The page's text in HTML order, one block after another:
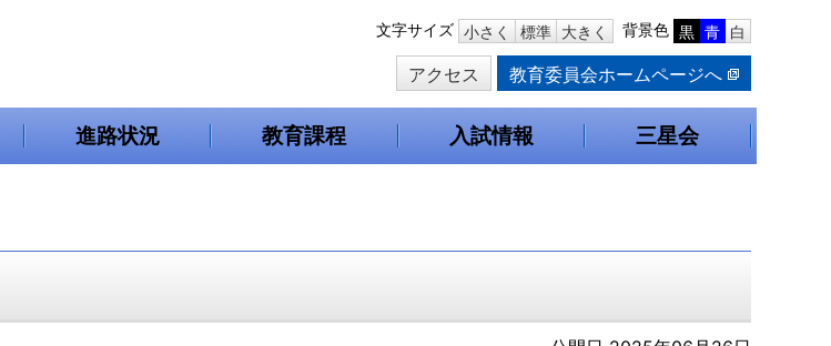
本
文字サイズ 小さく 標準 大きく 背景色 黒 青 白
アクセス 教育委員会ホームページへ
進路状況 教育課程 入試情報 三星会